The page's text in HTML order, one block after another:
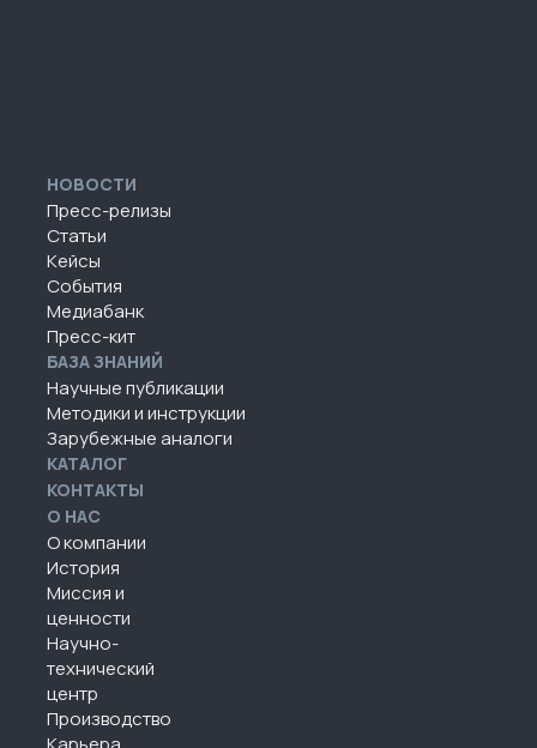
НОВОСТИ
Пресс-релизы
Статьи
Кейсы
События
Медиабанк
Пресс-кит
БАЗА ЗНАНИЙ
Научные публикации
Методики и инструкции
Зарубежные аналоги
КАТАЛОГ
КОНТАКТЫ
О НАС
О компании
История
Миссия и
ценности
Научно-
технический
центр
Производство